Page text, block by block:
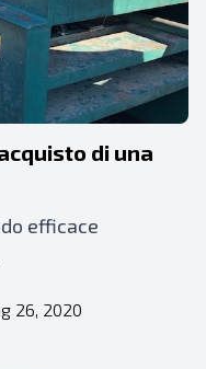
di una
efficace
26, 2020